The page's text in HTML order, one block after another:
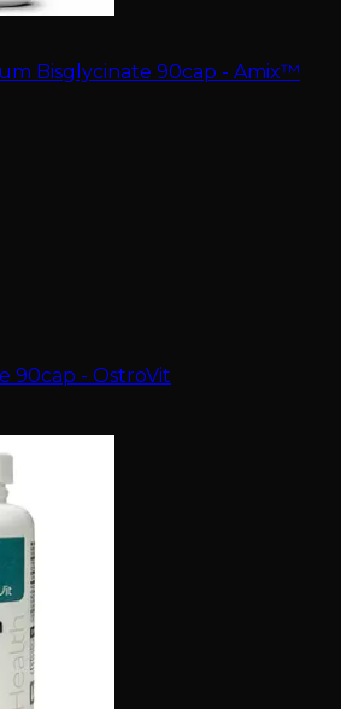
Bisglycinate 90cap - Amix™
90cap - OstroVit